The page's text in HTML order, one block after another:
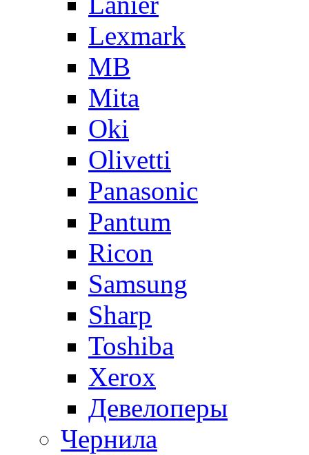
Lexmark
MB
Mita
Oki
Olivetti
Panasonic
Pantum
Ricon
Samsung
Sharp
Toshiba
Xerox
Девелоперы
Чернила